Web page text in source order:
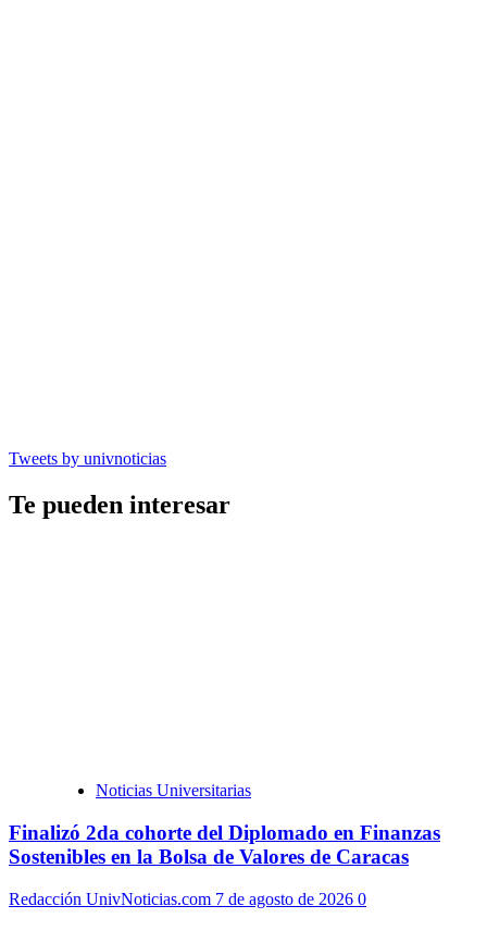
Tweets by univnoticias
Te pueden interesar
Noticias Universitarias
Finalizó 2da cohorte del Diplomado en Finanzas
Sostenibles en la Bolsa de Valores de Caracas
Redacción UnivNoticias.com 7 de agosto de 2026 0